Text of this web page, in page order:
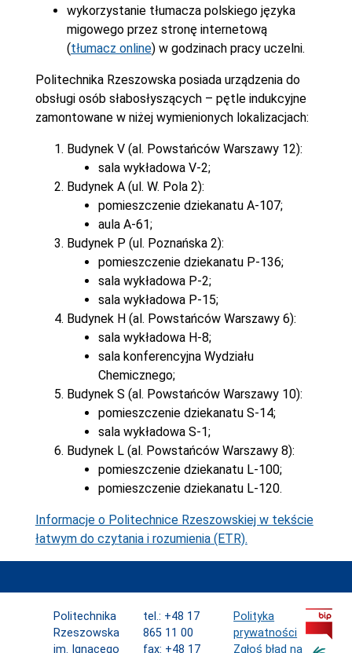
wykorzystanie tłumacza polskiego języka
migowego przez stronę internetową
(tłumacz online) w godzinach pracy uczelni.
Politechnika Rzeszowska posiada urządzenia do
obsługi osób słabosłyszących – pętle indukcyjne
zamontowane w niżej wymienionych lokalizacjach:
Budynek V (al. Powstańców Warszawy 12):
sala wykładowa V-2;
Budynek A (ul. W. Pola 2):
pomieszczenie dziekanatu A-107;
aula A-61;
Budynek P (ul. Poznańska 2):
pomieszczenie dziekanatu P-136;
sala wykładowa P-2;
sala wykładowa P-15;
Budynek H (al. Powstańców Warszawy 6):
sala wykładowa H-8;
sala konferencyjna Wydziału
Chemicznego;
Budynek S (al. Powstańców Warszawy 10):
pomieszczenie dziekanatu S-14;
sala wykładowa S-1;
Budynek L (al. Powstańców Warszawy 8):
pomieszczenie dziekanatu L-100;
pomieszczenie dziekanatu L-120.
Informacje o Politechnice Rzeszowskiej w tekście
łatwym do czytania i rozumienia (ETR).
Politechnika
Rzeszowska
im. Ignacego
tel.: +48 17
865 11 00
fax: +48 17
Polityka
prywatności
Zgłoś błąd na